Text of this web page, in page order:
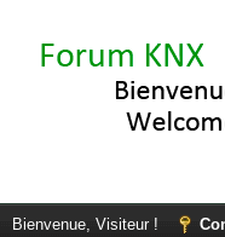
Bienvenue, Visiteur !